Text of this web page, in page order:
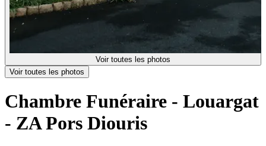
Voir toutes les photos
Voir toutes les photos
Chambre Funéraire - Louargat
- ZA Pors Diouris